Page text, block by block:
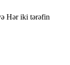
Hər iki tərəfin